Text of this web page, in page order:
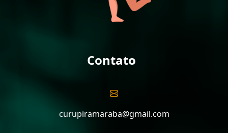
Contato
curupiramaraba@gmail.com